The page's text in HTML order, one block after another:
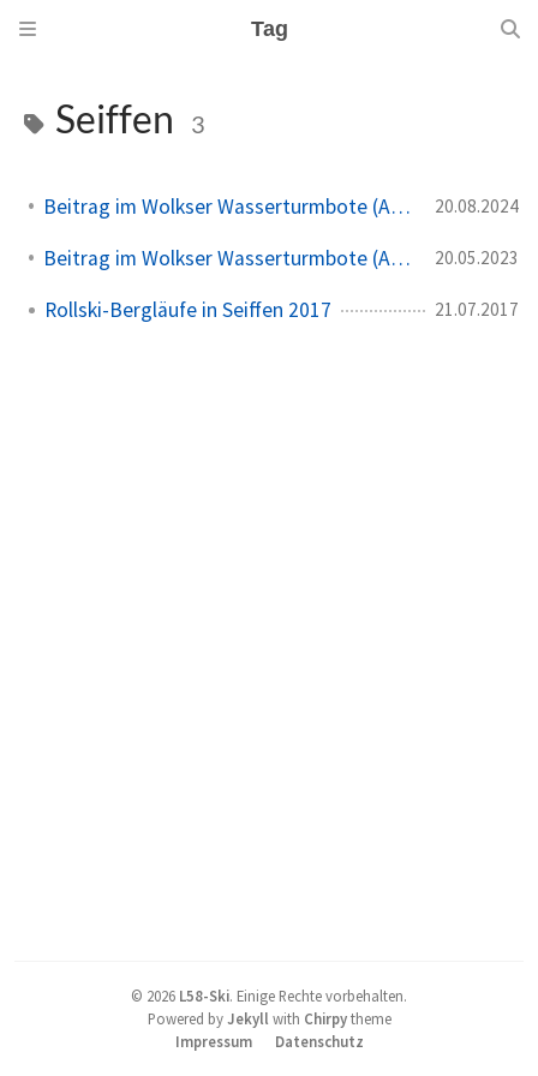
Tag
Seiffen 3
Beitrag im Wolkser Wasserturmbote (Ausgabe 2024/09) 20.08.2024
Beitrag im Wolkser Wasserturmbote (Ausgabe 2023/06) 20.05.2023
Rollski-Bergläufe in Seiffen 2017 21.07.2017
© 2026 L58-Ski. Einige Rechte vorbehalten.
Powered byJekyll with Chirpytheme
Impressum
Datenschutz